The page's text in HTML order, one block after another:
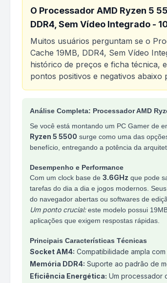
O Processador AMD Ryzen 5
DDR4, Sem Vídeo Integrado -
Muitos usuários perguntam se o
Cache 19MB, DDR4, Sem Vídeo
histórico de preços e ficha técnica,
pontos positivos e negativos abaixo
Análise do produtoProcessador
Análise Completa: Processador AMD
Se você está montando um PC Gamer de
Ryzen 5 5500 surge como uma das
benefício, entregando a potência da
Desempenho e Performance
Com um clock base de 3.6GHz que pode
tarefas do dia a dia e jogos modernos.
do navegador abertas ou softwares de
Um ponto crucial:este modelo possui
aplicações que exigem respostas rápidas.
Principais Características Técnicas
Socket AM4: Compatibilidade ampla
Memória DDR4: Suporte ao padrão de
Eficiência Energética: Um processador